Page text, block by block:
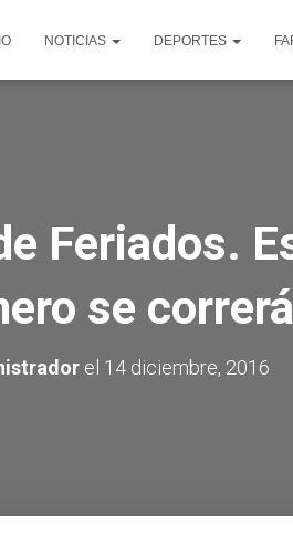
NOTICIAS DEPORTES
Feriados.
se
el 14 diciembre, 2016